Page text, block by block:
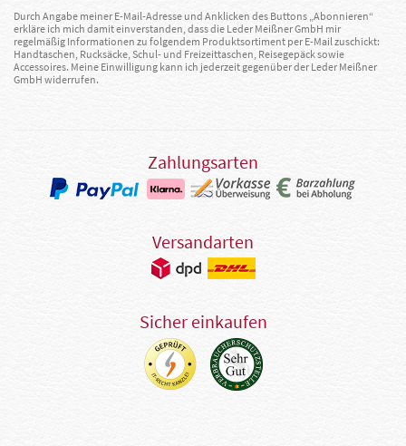
Durch Angabe meiner E-Mail-Adresse und Anklicken des Buttons „Abonnieren“
erkläre ich mich damit einverstanden, dass die Leder Meißner GmbH mir
regelmäßig Informationen zu folgendem Produktsortiment per E-Mail zuschickt:
Handtaschen, Rucksäcke, Schul- und Freizeittaschen, Reisegepäck sowie
Accessoires. Meine Einwilligung kann ich jederzeit gegenüber der Leder Meißner
GmbH widerrufen.
Zahlungsarten
Versandarten
Sicher einkaufen